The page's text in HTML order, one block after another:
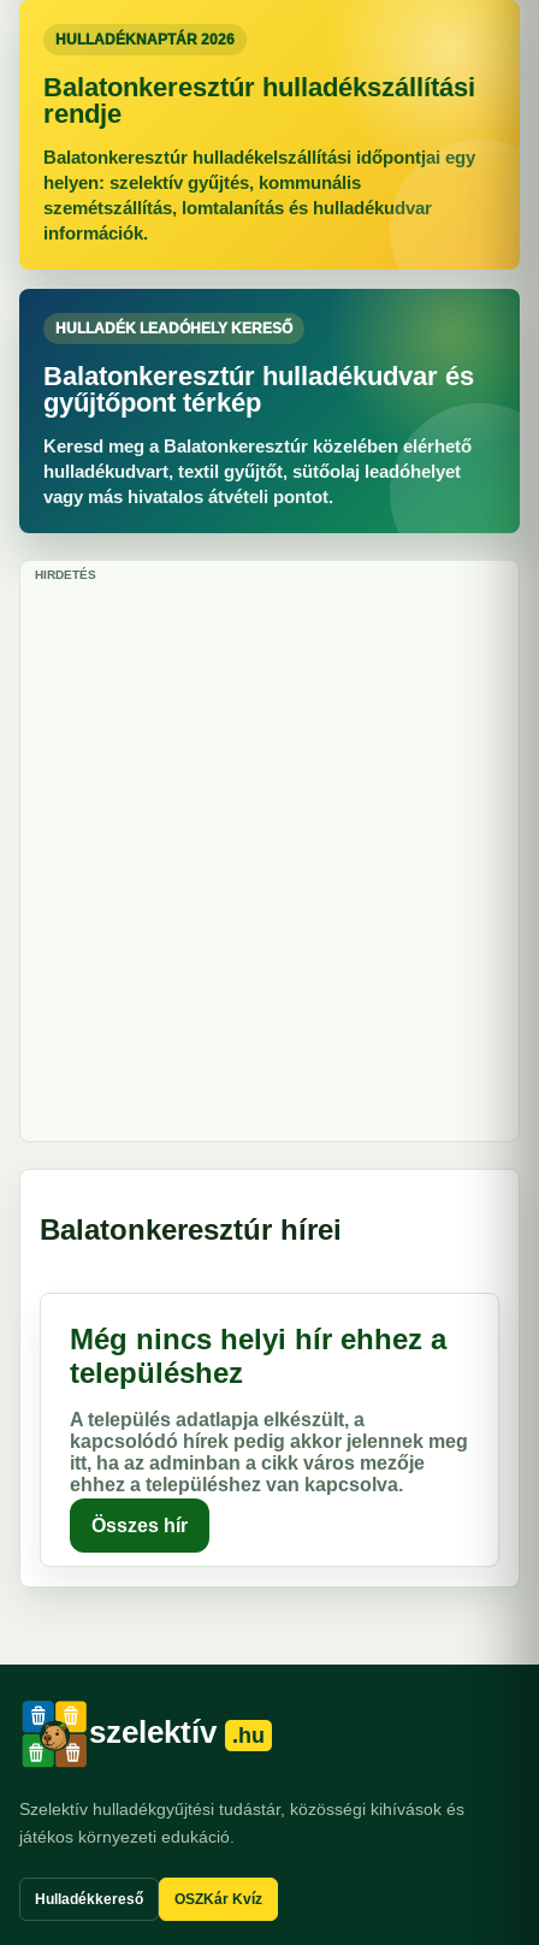
HULLADÉKNAPTÁR 2026
Balatonkeresztúr hulladékszállítási
rendje
Balatonkeresztúr hulladékelszállítási időpontjai egy
helyen: szelektív gyűjtés, kommunális
szemétszállítás, lomtalanítás és hulladékudvar
információk.
HULLADÉK LEADÓHELY KERESŐ
Balatonkeresztúr hulladékudvar és
gyűjtőpont térkép
Keresd meg a Balatonkeresztúr közelében elérhető
hulladékudvart, textil gyűjtőt, sütőolaj leadóhelyet
vagy más hivatalos átvételi pontot.
HIRDETÉS
Balatonkeresztúr hírei
Még nincs helyi hír ehhez a
településhez
A település adatlapja elkészült, a
kapcsolódó hírek pedig akkor jelennek meg
itt, ha az adminban a cikk város mezője
ehhez a településhez van kapcsolva.
Összes hír
szelektív .hu
Szelektív hulladékgyűjtési tudástár, közösségi kihívások és
játékos környezeti edukáció.
Hulladékkereső OSZKár Kvíz